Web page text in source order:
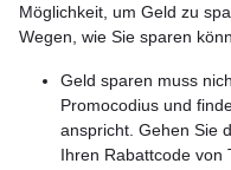
Möglichkeit, um Geld zu
Wegen, wie Sie sparen
Geld sparen muss
Promocodius und
anspricht. Gehen Sie
Ihren Rabattcode von